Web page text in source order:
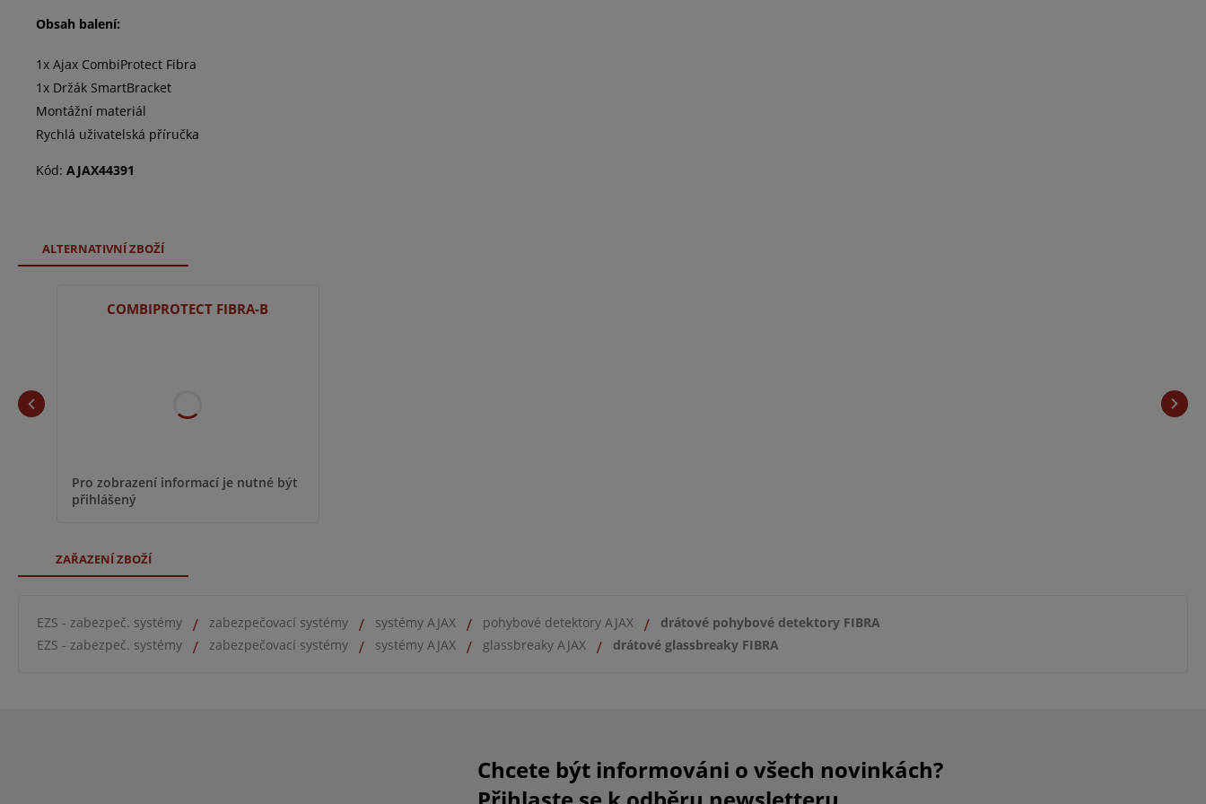
Obsah balení:
1x Ajax CombiProtect Fibra
1x Držák SmartBracket
Montážní materiál
Rychlá uživatelská příručka
Kód: AJAX44391
ALTERNATIVNÍ ZBOŽÍ
COMBIPROTECT FIBRA-B
Pro zobrazení informací je nutné být
přihlášený
ZAŘAZENÍ ZBOŽÍ
EZS - zabezpeč. systémy zabezpečovací systémy systémy AJAX pohybové detektory AJAX
drátové pohybové detektory FIBRA
EZS - zabezpeč. systémy
zabezpečovací systémy systémy AJAX glassbreaky AJAX drátové glassbreaky FIBRA
Chcete být informováni o všech novinkách?